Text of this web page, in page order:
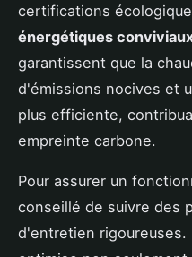
certifications
énergétiques
garantissent que la
d'émissions nocives et
plus efficiente,
empreinte carbone.
Pour assurer un
conseillé de suivre des
d'entretien